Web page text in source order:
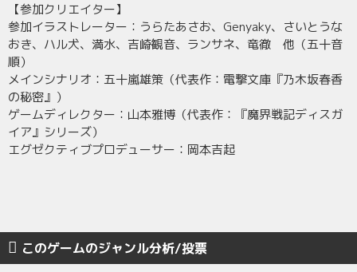
【参加クリエイター】
参加イラストレーター：うらたあさお、Genyaky、さいとうな
おき、ハル犬、満水、吉崎観音、ランサネ、竜徹 他（五十音
順）
メインシナリオ：五十嵐雄策（代表作：電撃文庫『乃木坂春香
の秘密』）
ゲームディレクター：山本雅博（代表作：『魔界戦記ディスガ
イア』シリーズ）
エグゼクティブプロデューサー：岡本吉起
このゲームのジャンル分析/投票